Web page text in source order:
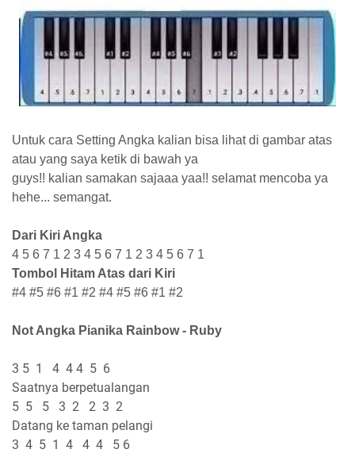
Untuk cara Setting Angka kalian bisa lihat di gambar atas
atau yang saya ketik di bawah ya
guys!! kalian samakan sajaaa yaa!! selamat mencoba ya
hehe... semangat.
Dari Kiri Angka
4 5 6 7 1 2 3 4 5 6 7 1 2 3 4 5 6 7 1
Tombol Hitam Atas dari Kiri
#4 #5 #6 #1 #2 #4 #5 #6 #1 #2
Not Angka Pianika Rainbow - Ruby
3 5 1 4 4 4 5 6
Saatnya berpetualangan
5 5 5 3 2 2 3 2
Datang ke taman pelangi
3 4 5 1 4 4 4 5 6